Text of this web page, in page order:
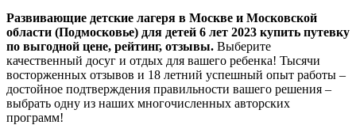
Развивающие детские лагеря в Москве и Московской
области (Подмосковье) для детей 6 лет 2023 купить путевку
по выгодной цене, рейтинг, отзывы. Выберите
качественный досуг и отдых для вашего ребенка! Тысячи
восторженных отзывов и 18 летний успешный опыт работы –
достойное подтверждения правильности вашего решения –
выбрать одну из наших многочисленных авторских
программ!